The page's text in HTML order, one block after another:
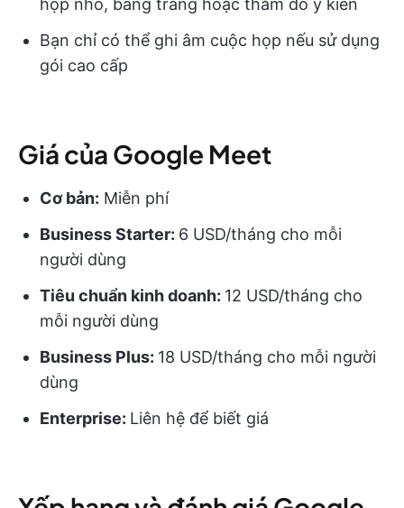
họp nhỏ, bảng trắng hoặc thăm dò ý kiến
Bạn chỉ có thể ghi âm cuộc họp nếu sử dụng
gói cao cấp
Giá của Google Meet
Cơ bản: Miễn phí
Business Starter: 6 USD/tháng cho mỗi
người dùng
Tiêu chuẩn kinh doanh: 12 USD/tháng cho
mỗi người dùng
Business Plus: 18 USD/tháng cho mỗi người
dùng
Enterprise: Liên hệ để biết giá